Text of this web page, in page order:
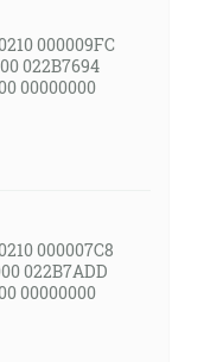
000009FC
022B7694
00000000
000007C8
022B7ADD
00000000